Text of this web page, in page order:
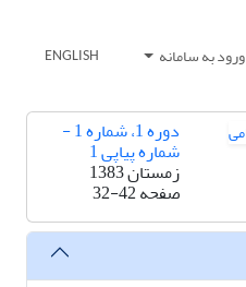
ورود به سامانه ENGLISH
دوره 1، شماره 1 -
شماره پیاپی 1
زمستان 1383
صفحه32-42